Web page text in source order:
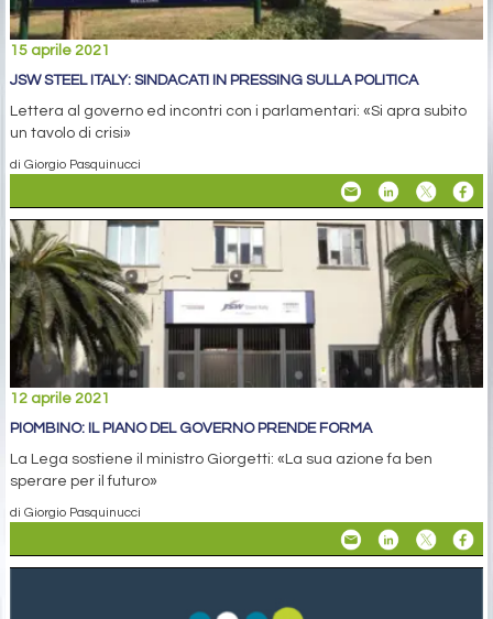
15 aprile 2021
JSW STEEL ITALY: SINDACATI IN PRESSING SULLA POLITICA
Lettera al governo ed incontri con i parlamentari: «Si apra subito
un tavolo di crisi»
di Giorgio Pasquinucci
12 aprile 2021
PIOMBINO: IL PIANO DEL GOVERNO PRENDE FORMA
La Lega sostiene il ministro Giorgetti: «La sua azione fa ben
sperare per il futuro»
di Giorgio Pasquinucci